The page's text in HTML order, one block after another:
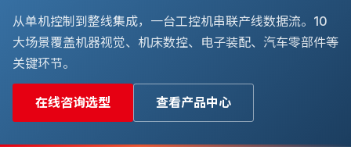
从单机控制到整线集成，一台工控机串联产线数据流。10
大场景覆盖机器视觉、机床数控、电子装配、汽车零部件等
关键环节。
在线咨询选型 查看产品中心